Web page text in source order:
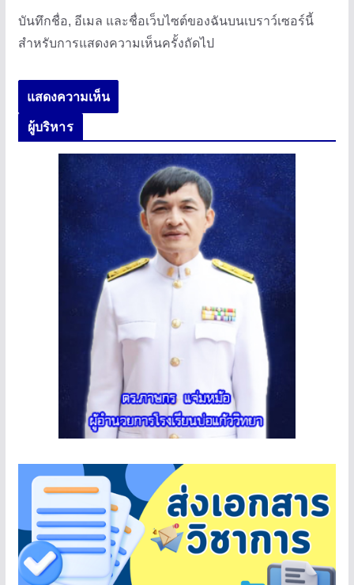
บันทึกชื่อ, อีเมล และชื่อเว็บไซต์ของฉันบนเบราว์เซอร์นี้
สำหรับการแสดงความเห็นครั้งถัดไป
ผู้บริหาร